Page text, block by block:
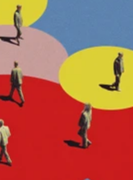
Manual
Builder
builder